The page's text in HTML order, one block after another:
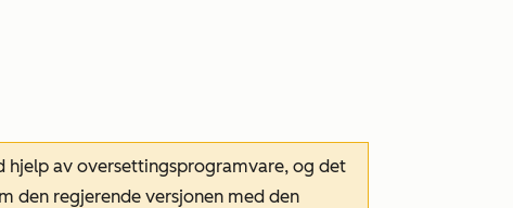
hjelp av oversettingsprogramvare, og det
den regjerende versjonen med den